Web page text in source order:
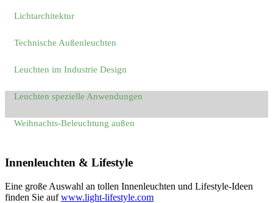
Lichtarchitektur
Technische Außenleuchten
Leuchten im Industrie Design
Leuchten spezielle Anwendungen
Weihnachts-Beleuchtung außen
Innenleuchten & Lifestyle
Eine große Auswahl an tollen Innenleuchten und Lifestyle-Ideen
finden Sie aufwww.light-lifestyle.com